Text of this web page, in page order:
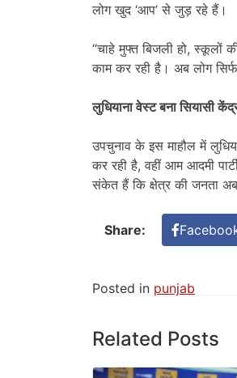
लोग खुद ‘आप’ से जुड़ रहे हैं।
“चाहे मुफ्त बिजली हो, स्कूलों
काम कर रही है। अब लोग
लुधियाना वेस्ट बना सियासी
उपचुनाव के इस माहौल में
कर रही है, वहीं आम आदमी
संकेत हैं कि क्षेत्र की जनता
Share:
Posted in punjab
Related Posts